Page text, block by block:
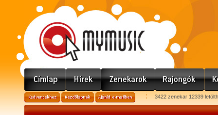
3422 zenekar 12339